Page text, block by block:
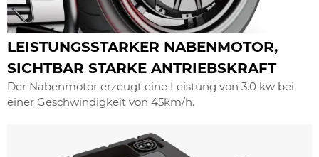
LEISTUNGSSTARKER NABENMOTOR,
SICHTBAR STARKE ANTRIEBSKRAFT
Der Nabenmotor erzeugt eine Leistung von 3.0 kw bei
einer Geschwindigkeit von 45km/h.